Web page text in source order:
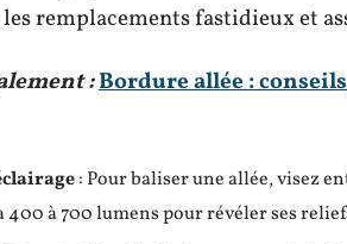
remplacements fastidieux et
:Bordure allée :
: Pour baliser une allée, visez
à 700 lumens pour révéler ses